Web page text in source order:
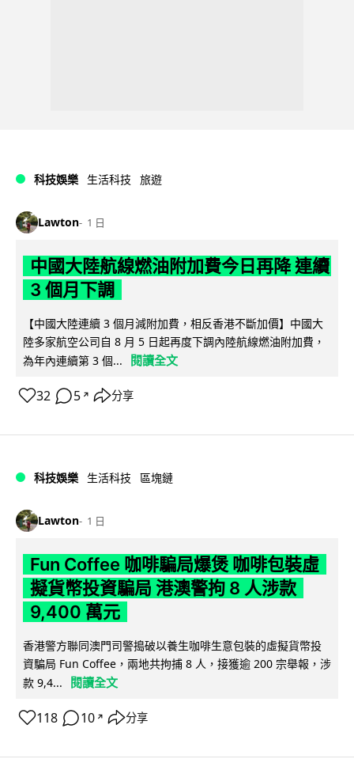
科技娛樂 生活科技 旅遊
Lawton 1 日
中國大陸航線燃油附加費今日再降 連續
3 個月下調
【中國大陸連續 3 個月減附加費，相反香港不斷加價】中國大
陸多家航空公司自 8 月 5 日起再度下調內陸航線燃油附加費，
為年內連續第 3 個...
閱讀全文
32 5 ↗ 分享
科技娛樂 生活科技 區塊鏈
Lawton 1 日
Fun Coffee 咖啡騙局爆煲 咖啡包裝虛
擬貨幣投資騙局 港澳警拘 8 人涉款
9,400 萬元
香港警方聯同澳門司警搗破以養生咖啡生意包裝的虛擬貨幣投
資騙局 Fun Coffee，兩地共拘捕 8 人，接獲逾 200 宗舉報，涉
款 9,4...
閱讀全文
118 10 ↗ 分享